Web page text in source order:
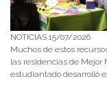
NOTICIAS 15/07/2026
Muchos de estos
las residencias de Mejor
estudiantado desarrolló